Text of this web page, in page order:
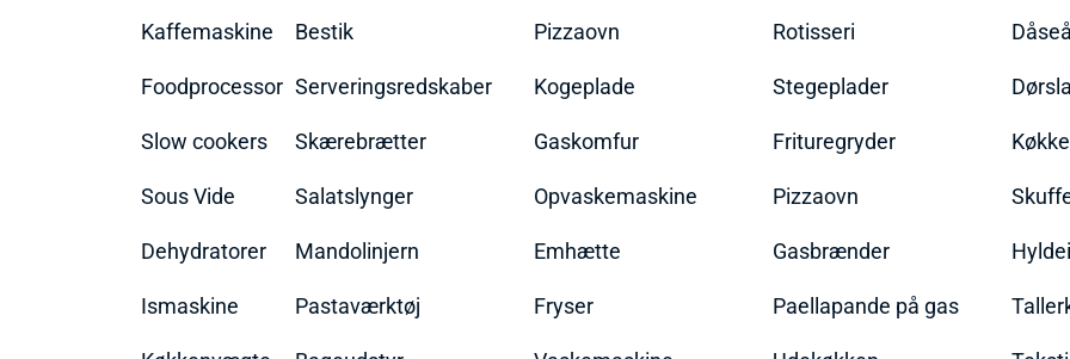
Kaffemaskine
Foodprocessor
Slow cookers
Sous Vide
Dehydratorer
Ismaskine
Bestik
Serveringsredskaber
Skærebrætter
Salatslynger
Mandolinjern
Pastaværktøj
Pizzaovn
Kogeplade
Gaskomfur
Opvaskemaskine
Emhætte
Fryser
Rotisseri
Stegeplader
Frituregryder
Pizzaovn
Gasbrænder
Paellapande på gas